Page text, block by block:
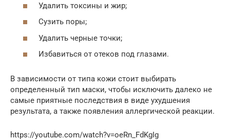
Удалить токсины и жир;
Сузить поры;
Удалить черные точки;
Избавиться от отеков под глазами.
В зависимости от типа кожи стоит выбирать
определенный тип маски, чтобы исключить далеко не
самые приятные последствия в виде ухудшения
результата, а также появления аллергической реакции.
https://youtube.com/watch?v=oeRn_FdKgIg